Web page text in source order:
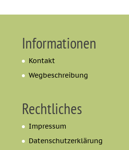
Informationen
Kontakt
Wegbeschreibung
Rechtliches
Impressum
Datenschutzerklärung